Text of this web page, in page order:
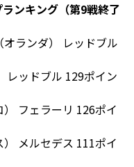
ンキング（第9戦終了
ランダ） レッドブル
レッドブル 129ポイン
フェラーリ 126ポイ
メルセデス 111ポイ